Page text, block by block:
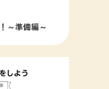
～準備編～